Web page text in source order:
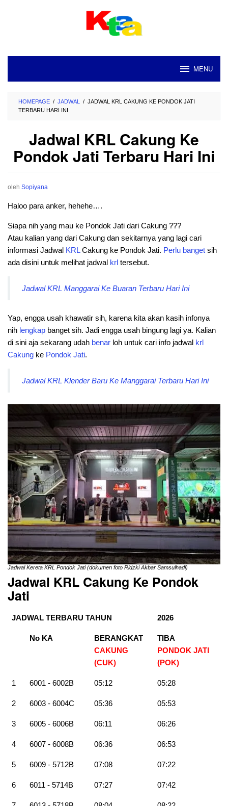
MENU
HOMEPAGE / JADWAL / JADWAL KRL CAKUNG KE PONDOK JATI
TERBARU HARI INI
Jadwal KRL Cakung Ke
Pondok Jati Terbaru Hari Ini
oleh Sopiyana
Haloo para anker, hehehe….
Siapa nih yang mau ke Pondok Jati dari Cakung ???
Atau kalian yang dari Cakung dan sekitarnya yang lagi cari
informasi Jadwal KRLCakung ke Pondok Jati. Perlu banget sih
ada disini untuk melihat jadwal krl tersebut.
Jadwal KRL Manggarai Ke Buaran Terbaru Hari Ini
Yap, engga usah khawatir sih, karena kita akan kasih infonya
nih lengkap banget sih. Jadi engga usah bingung lagi ya. Kalian
di sini aja sekarang udah benar loh untuk cari info jadwal krl
Cakung ke Pondok Jati.
Jadwal KRL Klender Baru Ke Manggarai Terbaru Hari Ini
Jadwal Kereta KRL Pondok Jati (dokumen foto Ridzki Akbar Samsulhadi)
Jadwal KRL Cakung Ke Pondok
Jati
JADWAL TERBARU TAHUN 2026
No KA
BERANGKAT
CAKUNG
(CUK)
TIBA
PONDOK JATI
(POK)
1 6001 - 6002B 05:12 05:28
2 6003 - 6004C 05:36 05:53
3 6005 - 6006B 06:11 06:26
4 6007 - 6008B 06:36 06:53
5 6009 - 5712B 07:08 07:22
6 6011 - 5714B 07:27 07:42